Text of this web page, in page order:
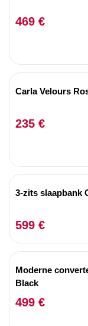
469 €
Carla Velours
235 €
3-zits slaapbank
599 €
Moderne
Black
499 €